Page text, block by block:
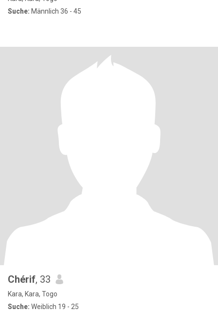
Suche: Männlich 36 - 45
Chérif, 33
Kara, Kara, Togo
Suche: Weiblich 19 - 25